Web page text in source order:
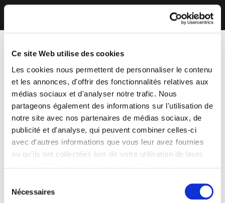
Ce site Web utilise des cookies
Les cookies nous permettent de personnaliser le contenu
et les annonces, d'offrir des fonctionnalités relatives aux
médias sociaux et d'analyser notre trafic. Nous
partageons également des informations sur l'utilisation de
notre site avec nos partenaires de médias sociaux, de
publicité et d'analyse, qui peuvent combiner celles-ci
avec d'autres informations que vous leur avez fournies
ou qu'ils ont collectées lors de votre utilisation de leurs
Nécessaires